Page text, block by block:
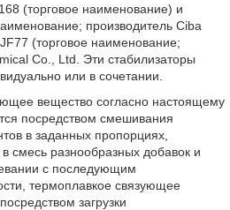
(торговое наименование) и
производитель Ciba
(торговое наименование;
Co., Ltd. Эти стабилизаторы
или в сочетании.
вещество согласно настоящему
посредством смешивания
в заданных пропорциях,
смесь разнообразных добавок и
с последующим
термоплавкое связующее
загрузки